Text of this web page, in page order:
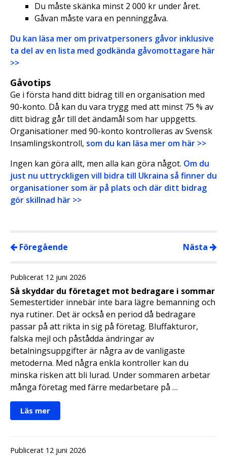
Du måste skänka minst 2 000 kr under året.
Gåvan måste vara en penninggåva.
Du kan läsa mer om privatpersoners gåvor inklusive
ta del av en lista med godkända gåvomottagare här
>>
Gåvotips
Ge i första hand ditt bidrag till en organisation med
90-konto. Då kan du vara trygg med att minst 75 % av
ditt bidrag går till det ändamål som har uppgetts.
Organisationer med 90-konto kontrolleras av Svensk
Insamlingskontroll, som du kan läsa mer om här >>
Ingen kan göra allt, men alla kan göra något. Om du
just nu uttryckligen vill bidra till Ukraina så finner du
organisationer som är på plats och där ditt bidrag
gör skillnad här >>
Föregående Nästa
Publicerat 12 juni 2026
Så skyddar du företaget mot bedragare i sommar
Semestertider innebär inte bara lägre bemanning och
nya rutiner. Det är också en period då bedragare
passar på att rikta in sig på företag. Bluffakturor,
falska mejl och påstådda ändringar av
betalningsuppgifter är några av de vanligaste
metoderna. Med några enkla kontroller kan du
minska risken att bli lurad. Under sommaren arbetar
många företag med färre medarbetare på …
Läs mer
Publicerat 12 juni 2026